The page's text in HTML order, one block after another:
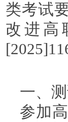
类考试
改进高
一、
参加